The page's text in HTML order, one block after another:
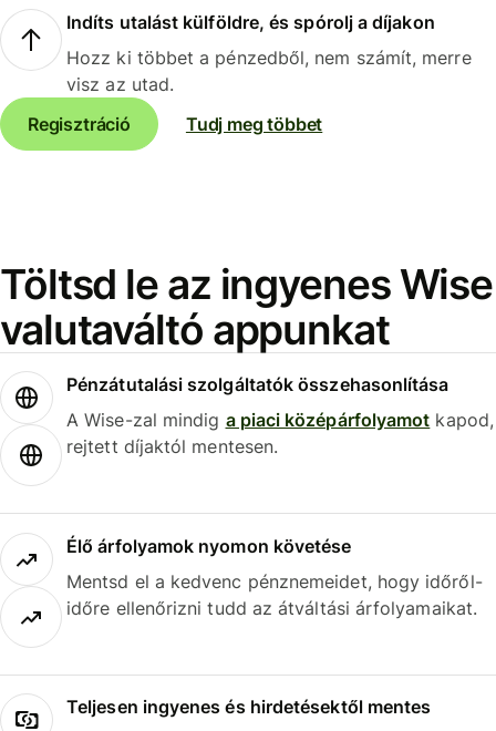
Indíts utalást külföldre, és spórolj a díjakon
Hozz ki többet a pénzedből, nem számít, merre
visz az utad.
Regisztráció
Tudj meg többet
Töltsd le az ingyenes Wise
valutaváltó appunkat
Pénzátutalási szolgáltatók összehasonlítása
A Wise-zal mindig a piaci középárfolyamot kapod,
rejtett díjaktól mentesen.
Élő árfolyamok nyomon követése
Mentsd el a kedvenc pénznemeidet, hogy időről-
időre ellenőrizni tudd az átváltási árfolyamaikat.
Teljesen ingyenes és hirdetésektől mentes